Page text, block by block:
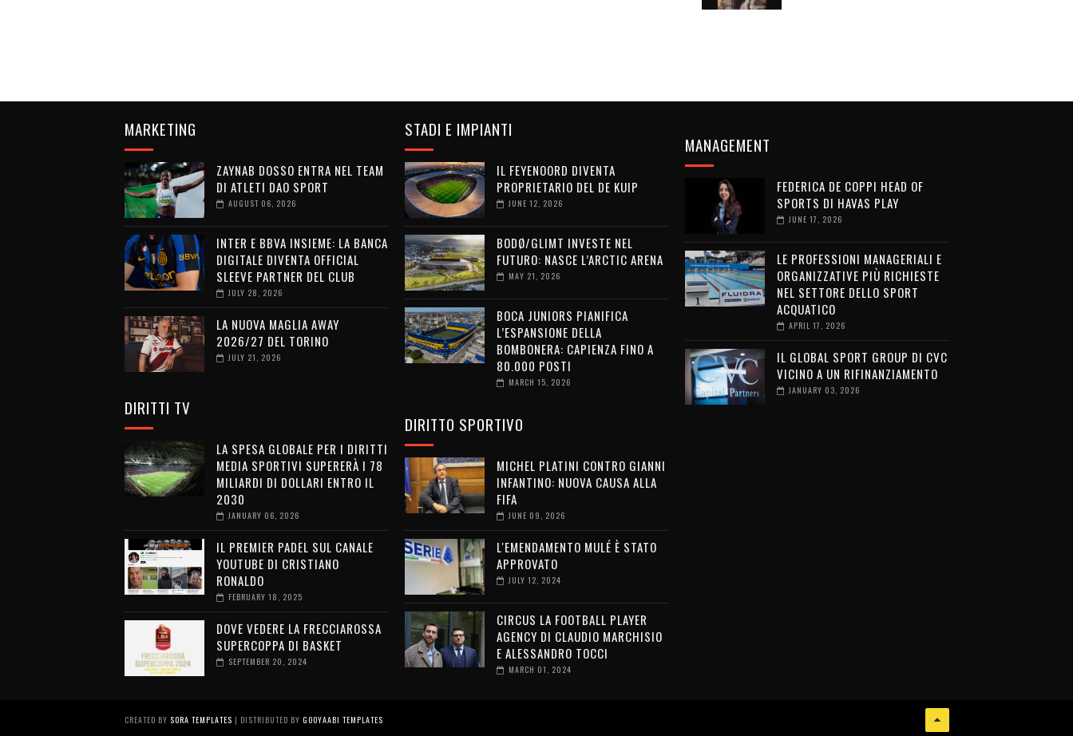
MARKETING
ZAYNAB DOSSO ENTRA NEL TEAM
DI ATLETI DAO SPORT
AUGUST 06, 2026
INTER E BBVA INSIEME: LA BANCA
DIGITALE DIVENTA OFFICIAL
SLEEVE PARTNER DEL CLUB
JULY 28, 2026
LA NUOVA MAGLIA AWAY
2026/27 DEL TORINO
JULY 21, 2026
DIRITTI TV
LA SPESA GLOBALE PER I DIRITTI
MEDIA SPORTIVI SUPERERÀ I 78
MILIARDI DI DOLLARI ENTRO IL
2030
JANUARY 06, 2026
IL PREMIER PADEL SUL CANALE
YOUTUBE DI CRISTIANO
RONALDO
FEBRUARY 18, 2025
DOVE VEDERE LA FRECCIAROSSA
SUPERCOPPA DI BASKET
SEPTEMBER 20, 2024
STADI E IMPIANTI
IL FEYENOORD DIVENTA
PROPRIETARIO DEL DE KUIP
JUNE 12, 2026
BODØ/GLIMT INVESTE NEL
FUTURO: NASCE L’ARCTIC ARENA
MAY 21, 2026
BOCA JUNIORS PIANIFICA
L’ESPANSIONE DELLA
BOMBONERA: CAPIENZA FINO A
80.000 POSTI
MARCH 15, 2026
DIRITTO SPORTIVO
MICHEL PLATINI CONTRO GIANNI
INFANTINO: NUOVA CAUSA ALLA
FIFA
JUNE 09, 2026
L'EMENDAMENTO MULÉ È STATO
APPROVATO
JULY 12, 2024
CIRCUS LA FOOTBALL PLAYER
AGENCY DI CLAUDIO MARCHISIO
E ALESSANDRO TOCCI
MARCH 01, 2024
MANAGEMENT
FEDERICA DE COPPI HEAD OF
SPORTS DI HAVAS PLAY
JUNE 17, 2026
LE PROFESSIONI MANAGERIALI E
ORGANIZZATIVE PIÙ RICHIESTE
NEL SETTORE DELLO SPORT
ACQUATICO
APRIL 17, 2026
IL GLOBAL SPORT GROUP DI CVC
VICINO A UN RIFINANZIAMENTO
JANUARY 03, 2026
CREATED BY SORA TEMPLATES | DISTRIBUTED BY GOOYAABI TEMPLATES